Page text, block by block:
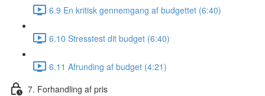
6.9 En kritisk gennemgang af budgettet (6:40)
6.10 Stresstest dit budget (6:40)
6.11 Afrunding af budget (4:21)
7. Forhandling af pris